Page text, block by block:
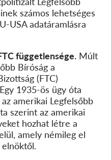
számos lehetséges
USA adatáramlásra
függetlensége. Múlt
Bíróság a
(FTC)
1935-ös ügy óta
amerikai Legfelsőbb
szerint az amerikai
hozhat létre a
amely némileg el